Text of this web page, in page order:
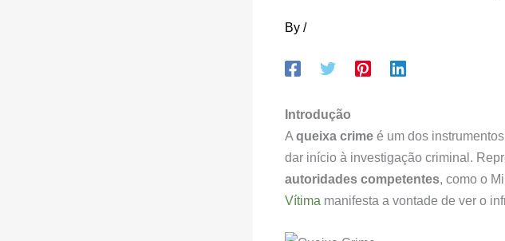
By /
Introdução
A queixa crime é um dos
dar início à investigação criminal.
autoridades competentes, como o
Vítima manifesta a vontade de ver o